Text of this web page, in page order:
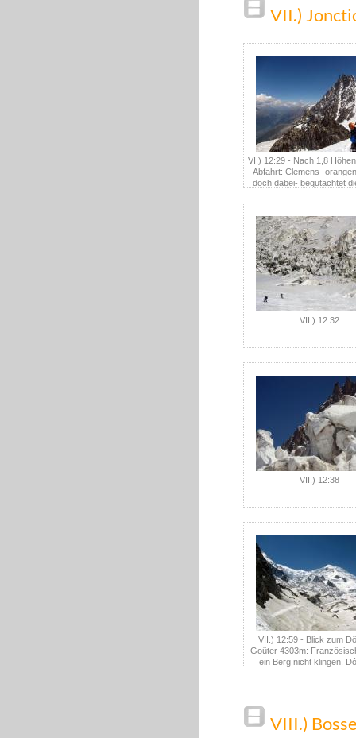
VII.)
VI.) 12:29 - Nach 1,8
Abfahrt: Clemens -
doch dabei- begutachtet
Helikopter
VII.) 12:32
VII.) 12:38
VII.) 12:59 - Blick zum
Goûter 4303m:
ein Berg nicht klingen.
VIII.)